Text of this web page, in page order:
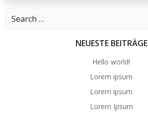
Search
NEUESTE BEITRÄGE
Hello world!
Lorem ipsum
Lorem ipsum
Lorem Ipsum